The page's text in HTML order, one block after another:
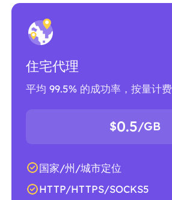
住宅代理
平均 99.5% 的成功率，按量计费
$0.5/GB
国家/州/城市定位
HTTP/HTTPS/SOCKS5